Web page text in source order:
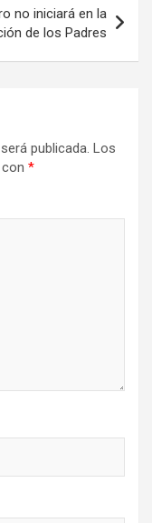
no iniciará en la
de los Padres
publicada. Los
*